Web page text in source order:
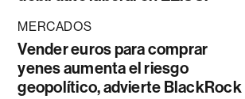
MERCADOS
Vender euros para comprar
yenes aumenta el riesgo
geopolítico, advierte BlackRock